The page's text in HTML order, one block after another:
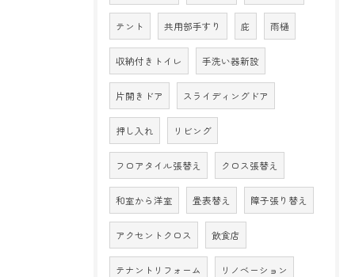
テント 共用部手すり 庇 雨樋
収納付きトイレ 手洗い器新設
片開きドア スライディングドア
押し入れ リビング
フロアタイル張替え クロス張替え
和室から洋室 畳表替え 障子張り替え
アクセントクロス 飲食店
テナントリフォーム リノベーション